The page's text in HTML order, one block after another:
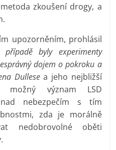
zkoušení drogy, a
upozorněním, prohlásil
případě byly experimenty
dojem o pokroku a
Dullesea jeho nejbližší
možný význam LSD
nebezpečím s tím
zda je morálně
nedobrovolné oběti